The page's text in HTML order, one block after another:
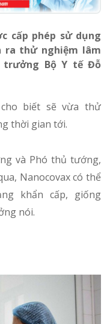
cấp phép sử dụng
ra thử nghiệm lâm
trưởng Bộ Y tế Đỗ
biết sẽ vừa thử
thời gian tới.
và Phó thủ tướng,
Nanocovax có thể
khẩn cấp, giống
nói.